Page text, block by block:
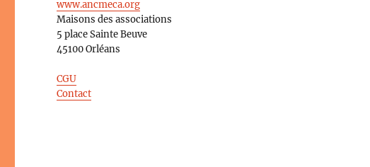
www.ancmeca.org
Maisons des associations
5 place Sainte Beuve
45100 Orléans
CGU
Contact